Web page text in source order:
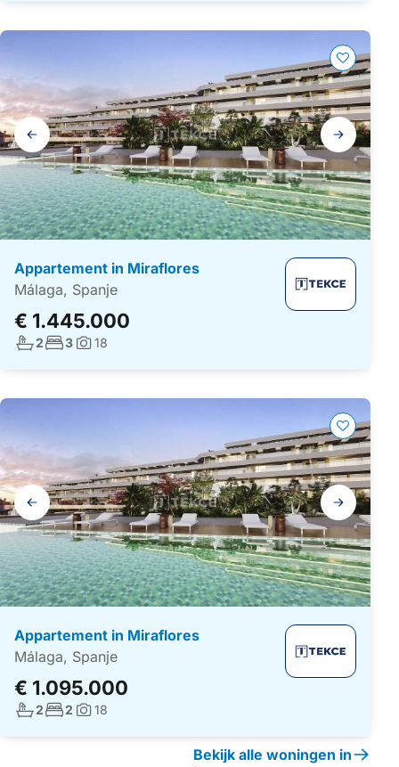
Galerij
navigatie
Appartement in Miraflores
Málaga, Spanje
€ 1.445.000
Aantal badkamers:
2Aantal slaapkamers:
3Foto's:
18
Galerij
navigatie
Appartement in Miraflores
Málaga, Spanje
€ 1.095.000
Aantal badkamers:
2Aantal slaapkamers:
2 Foto's:
18
Bekijk alle woningen in